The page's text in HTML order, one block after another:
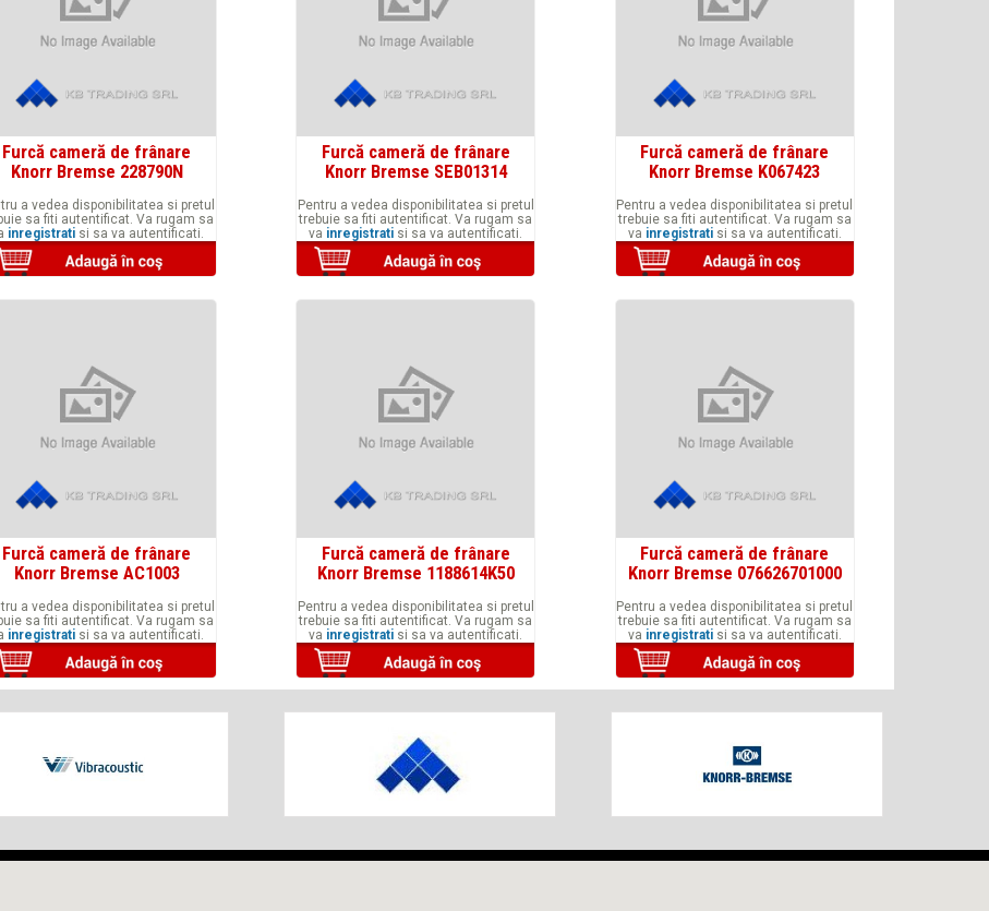
Furcă cameră de frânare
Knorr Bremse 228790N
a vedea disponibilitatea si pretul
sa fiti autentificat. Va rugam sa
inregistratisi sa va autentificati.
Furcă cameră de frânare
Knorr Bremse SEB01314
Pentru a vedea disponibilitatea si pretul
trebuie sa fiti autentificat. Va rugam sa
va inregistrati si sa va autentificati.
Furcă cameră de frânare
Knorr Bremse K067423
Pentru a vedea disponibilitatea si pretul
trebuie sa fiti autentificat. Va rugam sa
va inregistratisi sa va autentificati.
Furcă cameră de frânare
Knorr Bremse AC1003
a vedea disponibilitatea si pretul
sa fiti autentificat. Va rugam sa
inregistratisi sa va autentificati.
Furcă cameră de frânare
Knorr Bremse 1188614K50
Pentru a vedea disponibilitatea si pretul
trebuie sa fiti autentificat. Va rugam sa
va inregistrati si sa va autentificati.
Furcă cameră de frânare
Knorr Bremse 076626701000
Pentru a vedea disponibilitatea si pretul
trebuie sa fiti autentificat. Va rugam sa
va inregistratisi sa va autentificati.